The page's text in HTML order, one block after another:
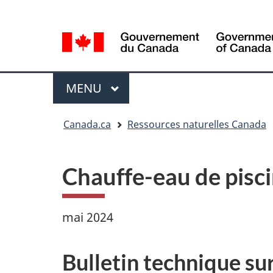
de
la
langue
selection
Menu
MENU PRINCIPAL
Canada.ca Ressources naturelles Canada
Chauffe-eau de
mai 2024
Bulletin technique